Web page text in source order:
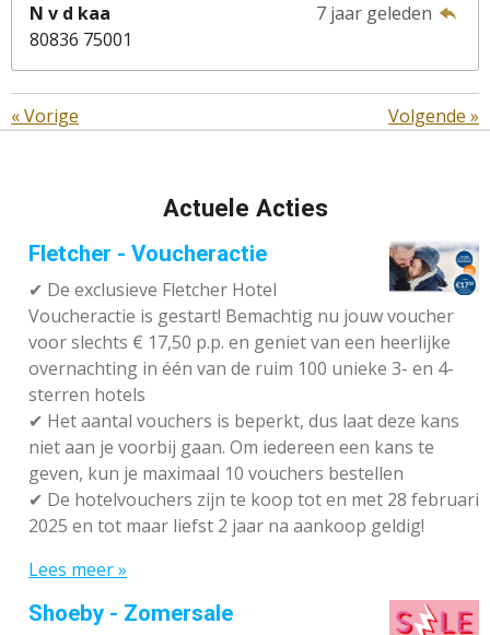
N v d kaa
7 jaar geleden
80836 75001
«Vorige Volgende »
Actuele Acties
Fletcher - Voucheractie
✔ De exclusieve Fletcher Hotel
Voucheractie is gestart! Bemachtig nu jouw voucher
voor slechts € 17,50 p.p. en geniet van een heerlijke
overnachting in één van de ruim 100 unieke 3- en 4-
sterren hotels
✔ Het aantal vouchers is beperkt, dus laat deze kans
niet aan je voorbij gaan. Om iedereen een kans te
geven, kun je maximaal 10 vouchers bestellen
✔ De hotelvouchers zijn te koop tot en met 28 februari
2025 en tot maar liefst 2 jaar na aankoop geldig!
Lees meer »
Shoeby - Zomersale